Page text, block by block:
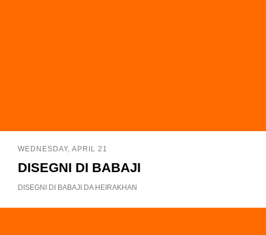
WEDNESDAY, APRIL 21
DISEGNI DI BABAJI
DISEGNI DI BABAJI DA HEIRAKHAN